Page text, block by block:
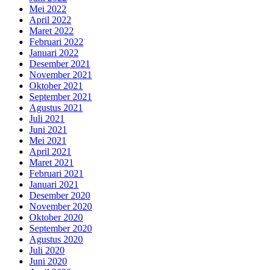
Mei 2022
April 2022
Maret 2022
Februari 2022
Januari 2022
Desember 2021
November 2021
Oktober 2021
September 2021
Agustus 2021
Juli 2021
Juni 2021
Mei 2021
April 2021
Maret 2021
Februari 2021
Januari 2021
Desember 2020
November 2020
Oktober 2020
September 2020
Agustus 2020
Juli 2020
Juni 2020